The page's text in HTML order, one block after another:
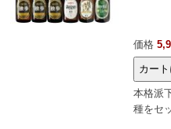
価格
本格派
種をセ